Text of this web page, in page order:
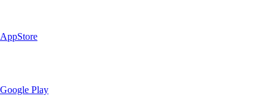
AppStore
Google Play